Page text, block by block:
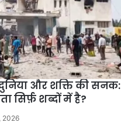
और शक्ति की सनक:
सिर्फ़ शब्दों में है?
2026